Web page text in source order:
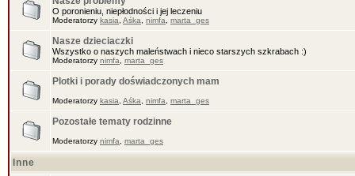
O poronieniu, niepłodności i jej leczeniu
Moderatorzy kasia Aśka nimfa marta_ges
Nasze dzieciaczki
Wszystko o naszych maleństwach i nieco starszych szkrabach :)
Moderatorzy nimfa marta_ges
Plotki i porady doświadczonych mam
Moderatorzy kasia Aśka nimfa marta_ges
Pozostałe tematy rodzinne
Moderatorzy nimfa marta_ges
Inne